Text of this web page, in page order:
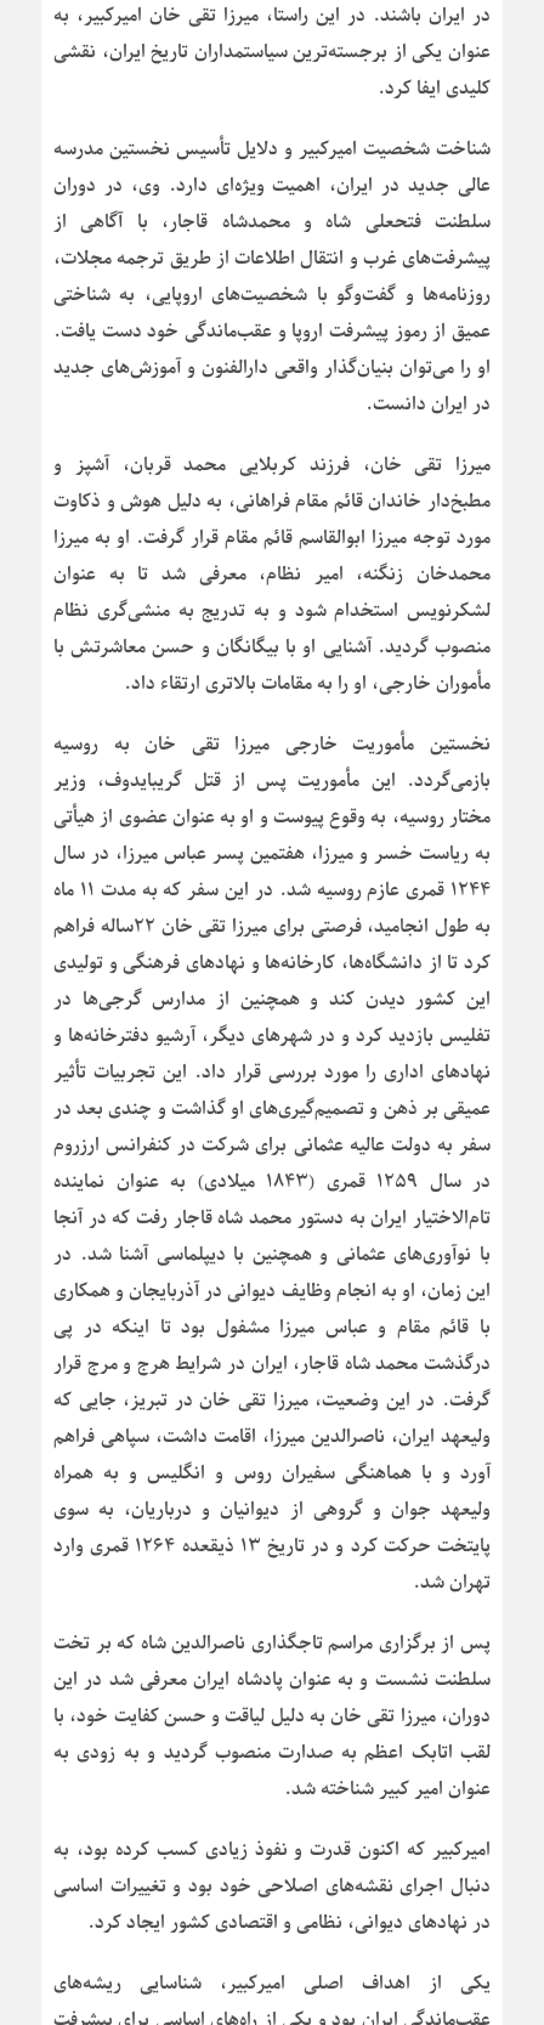
در ایران باشند. در این راستا، میرزا تقی خان امیرکبیر، به
عنوان یکی از برجسته‌ترین سیاستمداران تاریخ ایران، نقشی
کلیدی ایفا کرد.
شناخت شخصیت امیرکبیر و دلایل تأسیس نخستین مدرسه
عالی جدید در ایران، اهمیت ویژه‌ای دارد. وی، در دوران
سلطنت فتحعلی شاه و محمدشاه قاجار، با آگاهی از
پیشرفت‌های غرب و انتقال اطلاعات از طریق ترجمه مجلات،
روزنامه‌ها و گفت‌وگو با شخصیت‌های اروپایی، به شناختی
عمیق از رموز پیشرفت اروپا و عقب‌ماندگی خود دست یافت.
او را می‌توان بنیان‌گذار واقعی دارالفنون و آموزش‌های جدید
در ایران دانست.
میرزا تقی خان، فرزند کربلایی محمد قربان، آشپز و
مطبخ‌دار خاندان قائم مقام فراهانی، به دلیل هوش و ذکاوت
مورد توجه میرزا ابوالقاسم قائم مقام قرار گرفت. او به میرزا
محمدخان زنگنه، امیر نظام، معرفی شد تا به عنوان
لشکرنویس استخدام شود و به تدریج به منشی‌گری نظام
منصوب گردید. آشنایی او با بیگانگان و حسن معاشرتش با
مأموران خارجی، او را به مقامات بالاتری ارتقاء داد.
نخستین مأموریت خارجی میرزا تقی خان به روسیه
بازمی‌گردد. این مأموریت پس از قتل گریبایدوف، وزیر
مختار روسیه، به وقوع پیوست و او به عنوان عضوی از هیأتی
به ریاست خسر و میرزا، هفتمین پسر عباس میرزا، در سال
۱۲۴۴ قمری عازم روسیه شد. در این سفر که به مدت ۱۱ ماه
به طول انجامید، فرصتی برای میرزا تقی خان ۲۲ساله فراهم
کرد تا از دانشگاه‌ها، کارخانه‌ها و نهادهای فرهنگی و تولیدی
این کشور دیدن کند و همچنین از مدارس گرجی‌ها در
تفلیس بازدید کرد و در شهرهای دیگر، آرشیو دفترخانه‌ها و
نهادهای اداری را مورد بررسی قرار داد. این تجربیات تأثیر
عمیقی بر ذهن و تصمیم‌گیری‌های او گذاشت و چندی بعد در
سفر به دولت عالیه عثمانی برای شرکت در کنفرانس ارزروم
در سال ۱۲۵۹ قمری (۱۸۴۳ میلادی) به عنوان نماینده
تام‌الاختیار ایران به دستور محمد شاه قاجار رفت که در آنجا
با نوآوری‌های عثمانی و همچنین با دیپلماسی آشنا شد. در
این زمان، او به انجام وظایف دیوانی در آذربایجان و همکاری
با قائم مقام و عباس میرزا مشفول بود تا اینکه در پی
درگذشت محمد شاه قاجار، ایران در شرایط هرج و مرج قرار
گرفت. در این وضعیت، میرزا تقی خان در تبریز، جایی که
ولیعهد ایران، ناصرالدین میرزا، اقامت داشت، سپاهی فراهم
آورد و با هماهنگی سفیران روس و انگلیس و به همراه
ولیعهد جوان و گروهی از دیوانیان و درباریان، به سوی
پایتخت حرکت کرد و در تاریخ ۱۳ ذیقعده ۱۲۶۴ قمری وارد
تهران شد.
پس از برگزاری مراسم تاجگذاری ناصرالدین شاه که بر تخت
سلطنت نشست و به عنوان پادشاه ایران معرفی شد در این
دوران، میرزا تقی خان به دلیل لیاقت و حسن کفایت خود، با
لقب اتابک اعظم به صدارت منصوب گردید و به زودی به
عنوان امیر کبیر شناخته شد.
امیرکبیر که اکنون قدرت و نفوذ زیادی کسب کرده بود، به
دنبال اجرای نقشه‌های اصلاحی خود بود و تغییرات اساسی
در نهادهای دیوانی، نظامی و اقتصادی کشور ایجاد کرد.
یکی از اهداف اصلی امیرکبیر، شناسایی ریشه‌های